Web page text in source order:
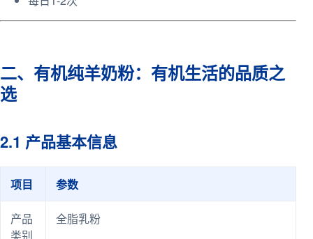
二、有机纯羊奶粉：有机生活的品质之
选
2.1 产品基本信息
项目 参数
产品
类别
全脂乳粉